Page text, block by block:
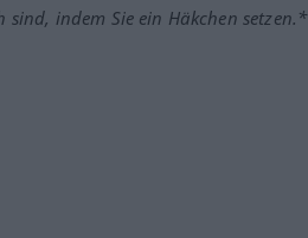
sind, indem Sie ein Häkchen setzen.*